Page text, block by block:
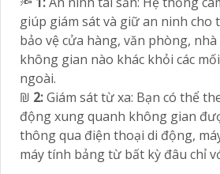
giúp giám sát và giữ an ninh cho
bảo vệ cửa hàng, văn phòng,
không gian nào khác khỏi các
ngoài.
₪ 2:Giám sát từ xa: Bạn có thể
động xung quanh không gian
thông qua điện thoại di động,
máy tính bảng từ bất kỳ đâu chỉ